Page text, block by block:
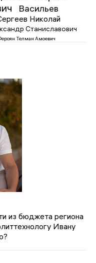
Васильев
Николай
Станиславович
Телман Амоевич
из бюджета региона
Ивану